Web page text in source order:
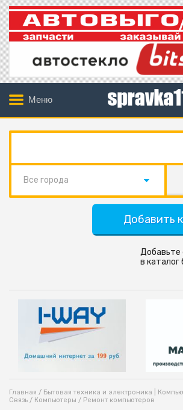
Меню
Все города
Добавить
Добавьте
в каталог
Главная / Бытовая техника и электроника |
Связь / Компьютеры / Ремонт компьютеров